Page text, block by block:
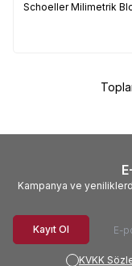
Schoeller Milimetrik
Kampanya ve
Kayıt Ol
KVKK